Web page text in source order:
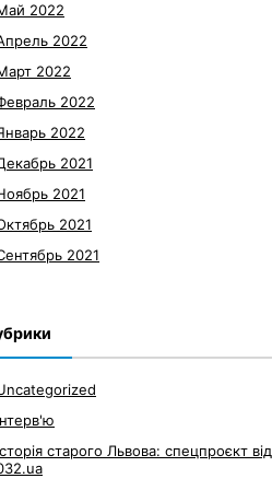
2022
2022
2022
2022
2022
2021
2021
2021
2021
старого Львова: спецпроєкт від